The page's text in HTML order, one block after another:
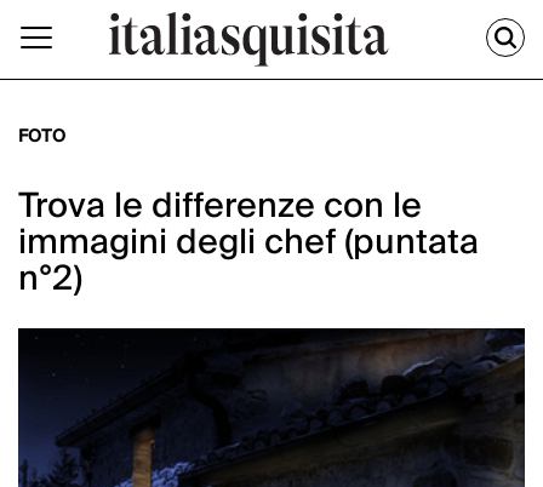
FOTO
Trova le differenze con le
immagini degli chef (puntata
n°2)